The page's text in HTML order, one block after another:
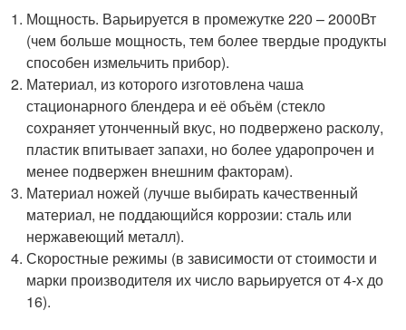
Мощность. Варьируется в промежутке 220 – 2000Вт
(чем больше мощность, тем более твердые продукты
способен измельчить прибор).
Материал, из которого изготовлена чаша
стационарного блендера и её объём (стекло
сохраняет утонченный вкус, но подвержено расколу,
пластик впитывает запахи, но более ударопрочен и
менее подвержен внешним факторам).
Материал ножей (лучше выбирать качественный
материал, не поддающийся коррозии: сталь или
нержавеющий металл).
Скоростные режимы (в зависимости от стоимости и
марки производителя их число варьируется от 4-х до
16).